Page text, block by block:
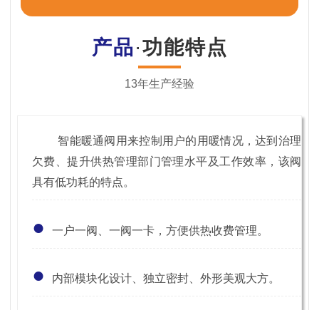
产品·功能特点
13年生产经验
智能暖通阀用来控制用户的用暖情况，达到治理
欠费、提升供热管理部门管理水平及工作效率，该阀
具有低功耗的特点。
● 一户一阀、一阀一卡，方便供热收费管理。
● 内部模块化设计、独立密封、外形美观大方。